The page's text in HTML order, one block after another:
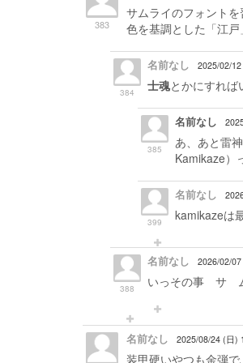
383
サムライのフォント
色を基調とした「江
384
名前なし 2025/02/
士魂とかにすれば
385
名前なし
あ、あと雷
Kamikaze）
399
名前なし
kamikazeは
388
名前なし 2026/02/
いっその事 サ
名前なし 2025/08/24 (日)
装甲硬いやつも金弾